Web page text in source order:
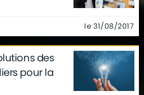
le 31/08/2017
des
pour la